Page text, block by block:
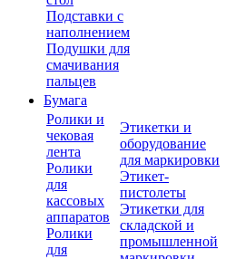
Подставки с
наполнением
Подушки для
смачивания
пальцев
Бумага
Ролики и
чековая
лента
Ролики
для
кассовых
аппаратов
Ролики
для
Этикетки и
оборудование
для маркировки
Этикет-
пистолеты
Этикетки для
складской и
промышленной